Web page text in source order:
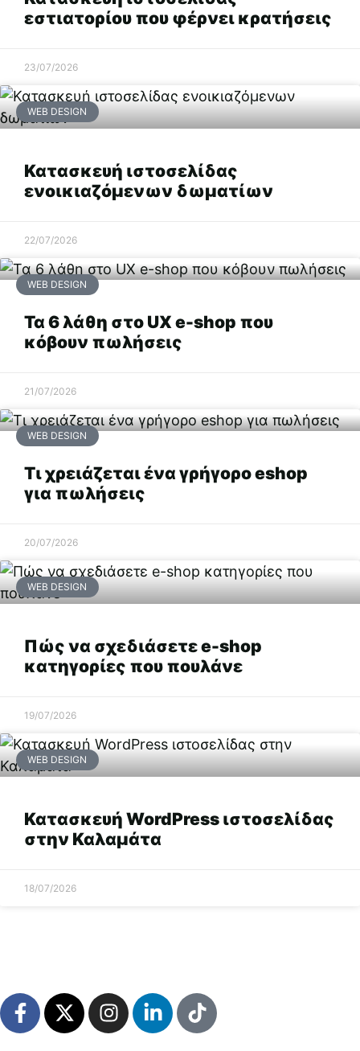
Επόμενο
εστιατορίου που φέρνει κρατήσεις
23/07/2026
WEB DESIGN
Κατασκευή ιστοσελίδας
ενοικιαζόμενων δωματίων
22/07/2026
WEB DESIGN
Τα 6 λάθη στο UX e-shop που
κόβουν πωλήσεις
21/07/2026
WEB DESIGN
Τι χρειάζεται ένα γρήγορο eshop
για πωλήσεις
20/07/2026
WEB DESIGN
Πώς να σχεδιάσετε e-shop
κατηγορίες που πουλάνε
19/07/2026
WEB DESIGN
Κατασκευή WordPress ιστοσελίδας
στην Καλαμάτα
18/07/2026